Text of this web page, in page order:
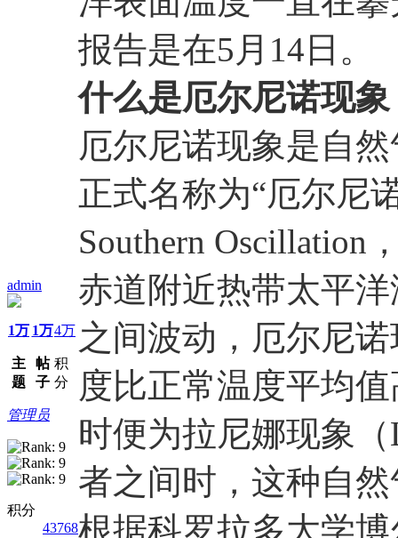
admin
1万
主
题
1万
帖
子
4万
积
分
管理员
积分
43768
报告是在5月14日。
什么是厄尔尼诺现象
厄尔尼诺现象是自
正式名称为“厄尔尼
Southern Oscillation
赤道附近热带太平
之间波动，厄尔尼
度比正常温度平均
时便为拉尼娜现象
者之间时，这种自
根据科罗拉多大学